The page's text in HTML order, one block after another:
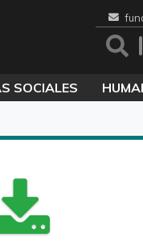
SOCIALES